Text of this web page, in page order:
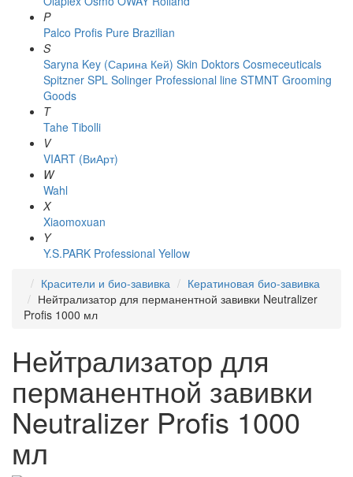
P
Palco Profis Pure Brazilian
S
Saryna Key (Сарина Кей) Skin Doktors Cosmeceuticals
Spitzner SPL Solinger Professional line STMNT Grooming
Goods
T
Tahe Tibolli
V
VIART (ВиАрт)
W
Wahl
X
Xiaomoxuan
Y
Y.S.PARK Professional Yellow
Красители и био-завивка
Кератиновая био-завивка
Нейтрализатор для перманентной завивки Neutralizer
Profis 1000 мл
Нейтрализатор для
перманентной завивки
Neutralizer Profis 1000
мл